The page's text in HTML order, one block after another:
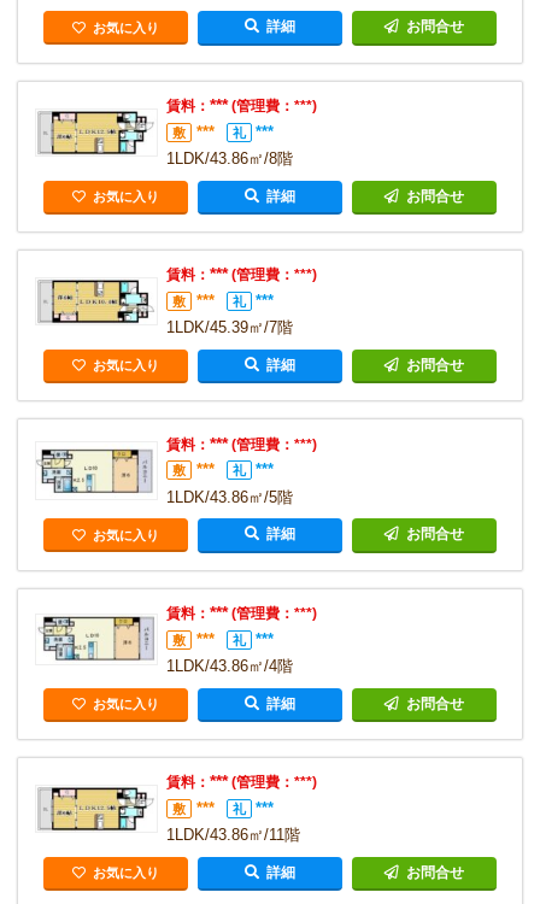
お気に入り 詳細 お問合せ
賃料： ***(管理費：***)
敷 *** 礼
***
1LDK/43.86㎡/8階
お気に入り 詳細 お問合せ
賃料： ***(管理費：***)
敷 *** 礼
***
1LDK/45.39㎡/7階
お気に入り 詳細 お問合せ
賃料： ***(管理費：***)
敷 *** 礼
***
1LDK/43.86㎡/5階
お気に入り 詳細 お問合せ
賃料： ***(管理費：***)
敷 *** 礼
***
1LDK/43.86㎡/4階
お気に入り 詳細 お問合せ
賃料： ***(管理費：***)
敷 *** 礼
***
1LDK/43.86㎡/11階
お気に入り 詳細 お問合せ